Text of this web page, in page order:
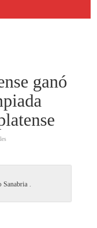
ganó
Sanabria .